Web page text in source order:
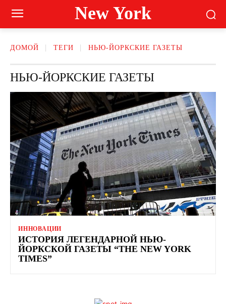
New York
ДОМОЙ ТЕГИ НЬЮ-ЙОРКСКИЕ ГАЗЕТЫ
НЬЮ-ЙОРКСКИЕ ГАЗЕТЫ
ИННОВАЦИИ
ИСТОРИЯ ЛЕГЕНДАРНОЙ НЬЮ-
ЙОРКСКОЙ ГАЗЕТЫ “THE NEW YORK
TIMES”